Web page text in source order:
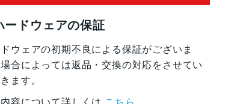
ードウェアの保証
ウェアの初期不良による保証がございま
合によっては返品・交換の対応をさせてい
ます。
容について詳しくは こちら